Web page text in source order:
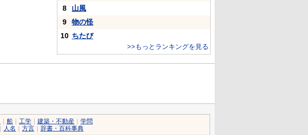
8
山風
9
物の怪
10 ちたび
>>もっとランキングを見る
船 工学 建築・不動産
学問
人名 方言 辞書・百科事典